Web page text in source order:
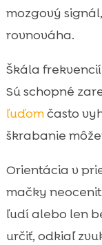
mozgový
rovnováha.
Škála
Sú schopné
ľuďomčasto
škrabanie
Orientácia v
mačky
ľudí alebo len
určiť, odkiaľ